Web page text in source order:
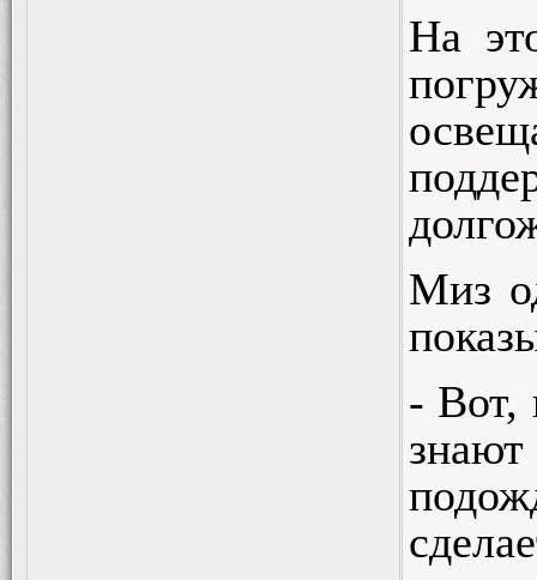
На
Миз
- Вот,